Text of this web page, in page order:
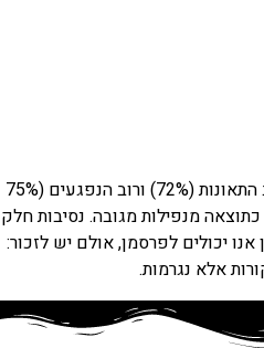
ניתוח הנתונים מראה בברור שרוב התאונות (72%) ורוב הנפגעים (75%
הם כתוצאה מנפילות מגובה. נסיבות חלק
אנו יכולים לפרסמן, אולם יש לזכור:
אלא נגרמות.